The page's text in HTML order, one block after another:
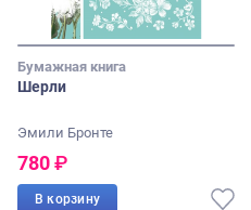
Бумажная книга
Шерли
Эмили Бронте
780₽
В корзину